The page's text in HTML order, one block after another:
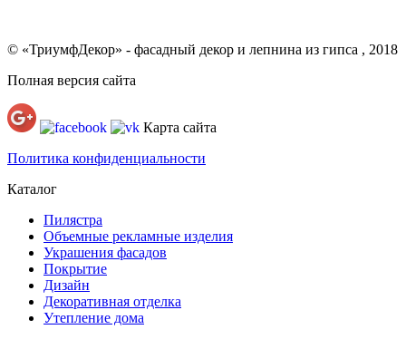
© «ТриумфДекор» - фасадный декор и лепнина из гипса , 2018
Полная версия сайта
Карта сайта
Политика конфиденциальности
Каталог
Пилястра
Объемные рекламные изделия
Украшения фасадов
Покрытие
Дизайн
Декоративная отделка
Утепление дома